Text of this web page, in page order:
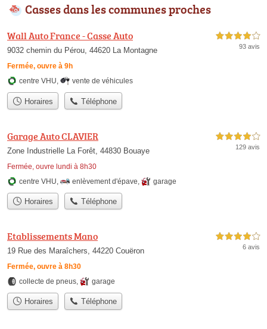
Casses dans les communes proches
Wall Auto France - Casse Auto
9032 chemin du Pérou, 44620 La Montagne
Fermée, ouvre à 9h
4,0 étoiles sur 5
93 avis
centre VHU, vente de véhicules
Horaires Téléphone
Garage Auto CLAVIER
Zone Industrielle La Forêt, 44830 Bouaye
Fermée, ouvre lundi à 8h30
4,0 étoiles sur 5
129 avis
centre VHU enlèvement d'épave garage
Horaires Téléphone
Etablissements Mano
19 Rue des Maraîchers, 44220 Couëron
Fermée, ouvre à 8h30
4,0 étoiles sur 5
6 avis
collecte de pneus, garage
Horaires Téléphone